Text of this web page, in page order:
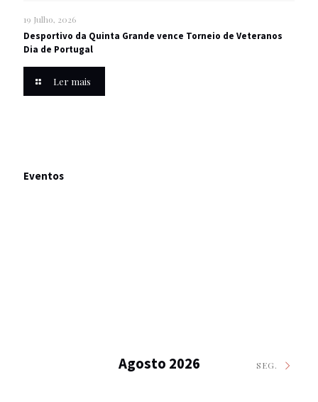
19 Julho, 2026
Desportivo da Quinta Grande vence Torneio de Veteranos
Dia de Portugal
Ler mais
Eventos
Agosto 2026 SEG.